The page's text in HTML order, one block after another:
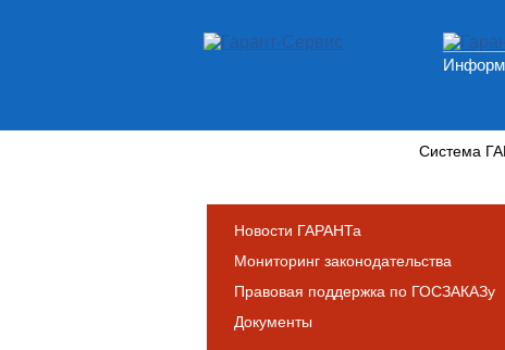
Система
Новости ГАРАНТа
Мониторинг законодательства
Правовая поддержка по ГОСЗАКАЗу
Документы